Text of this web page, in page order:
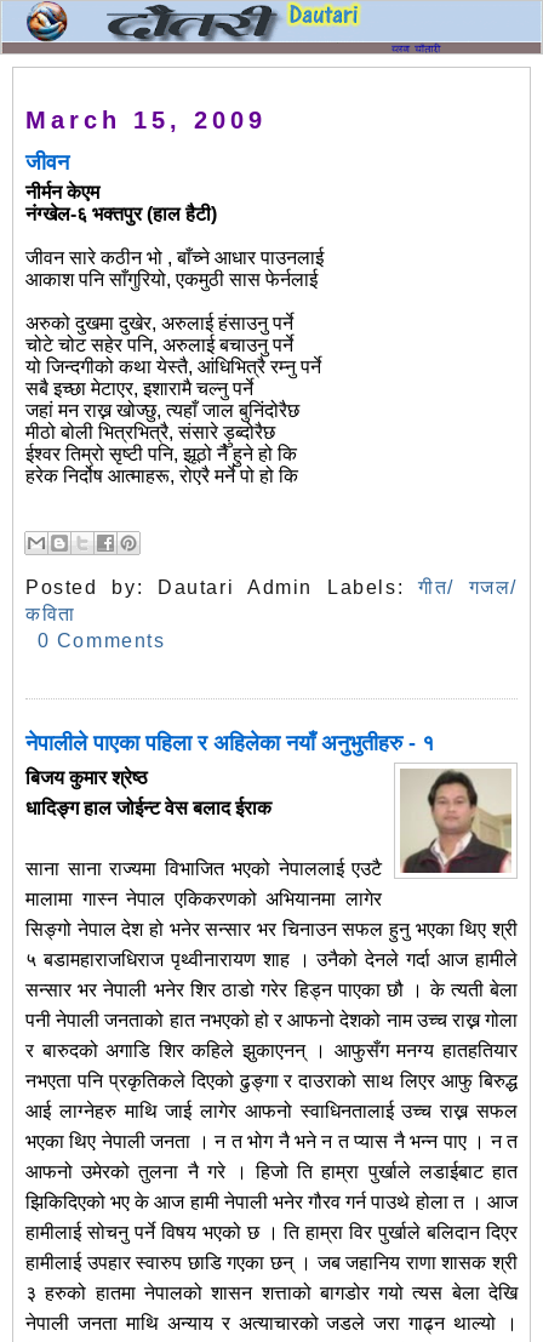
March 15, 2009
जीवन
नीर्मन केएम
नंग्खेल-६ भक्तपुर(हाल हैटी)
जीवन सारे कठीन भो , बाँच्ने आधार पाउनलाई
आकाश पनि साँगुरियो, एकमुठी सास फेर्नलाई
अरुको दुखमा दुखेर, अरुलाई हंसाउनु पर्ने
चोटे चोट सहेर पनि, अरुलाई बचाउनु पर्ने
यो जिन्दगीको कथा येस्तै, आंधिभित्रै रम्नु पर्ने
सबै इच्छा मेटाएर, इशारामै चल्नु पर्ने
जहां मन राख्न खोज्छु, त्यहाँ जाल बुनिंदोरैछ
मीठो बोली भित्रभित्रै, संसारे ड़ुब्दोरैछ
ईश्वर तिम्रो सृष्टी पनि, झूठो नै हुने हो कि
हरेक निर्दोष आत्माहरू, रोएरै मर्ने पो हो कि
Posted by: Dautari Admin Labels:गीत/ गजल/
कविता
0 Comments
नेपालीले पाएका पहिला र अहिलेका नयाँ अनुभुतीहरु - १
बिजय कुमार श्रेष्ठ
धादिङ्ग हाल जोईन्ट वेस बलाद ईराक
साना साना राज्यमा विभाजित भएको नेपाललाई एउटै
मालामा गास्न नेपाल एकिकरणको अभियानमा लागेर
सिङ्गो नेपाल देश हो भनेर सन्सार भर चिनाउन सफल हुनु भएका थिए श्री
५ बडामहाराजधिराज पृथ्वीनारायण शाह । उनैको देनले गर्दा आज हामीले
सन्सार भर नेपाली भनेर शिर ठाडो गरेर हिड्न पाएका छौ । के त्यती बेला
पनी नेपाली जनताको हात नभएको हो र आफनो देशको नाम उच्च राख्न गोला
र बारुदको अगाडि शिर कहिले झुकाएनन् । आफुसँग मनग्य हातहतियार
नभएता पनि प्रकृतिकले दिएको ढुङ्गा र दाउराको साथ लिएर आफु बिरुद्ध
आई लाग्नेहरु माथि जाई लागेर आफनो स्वाधिनतालाई उच्च राख्न सफल
भएका थिए नेपाली जनता । न त भोग नै भने न त प्यास नै भन्न पाए । न त
आफनो उमेरको तुलना नै गरे । हिजो ति हाम्रा पुर्खाले लडाईबाट हात
झिकिदिएको भए के आज हामी नेपाली भनेर गौरव गर्न पाउथे होला त । आज
हामीलाई सोचनु पर्ने विषय भएको छ । ति हाम्रा विर पुर्खाले बलिदान दिएर
हामीलाई उपहार स्वारुप छाडि गएका छन् । जब जहानिय राणा शासक श्री
३ हरुको हातमा नेपालको शासन शत्ताको बागडोर गयो त्यस बेला देखि
नेपाली जनता माथि अन्याय र अत्याचारको जडले जरा गाढ्न थाल्यो ।